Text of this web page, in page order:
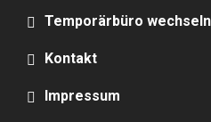
Temporärbüro
Kontakt
Impressum